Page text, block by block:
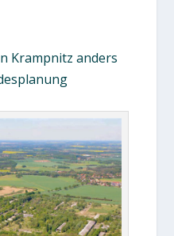
Krampnitz anders